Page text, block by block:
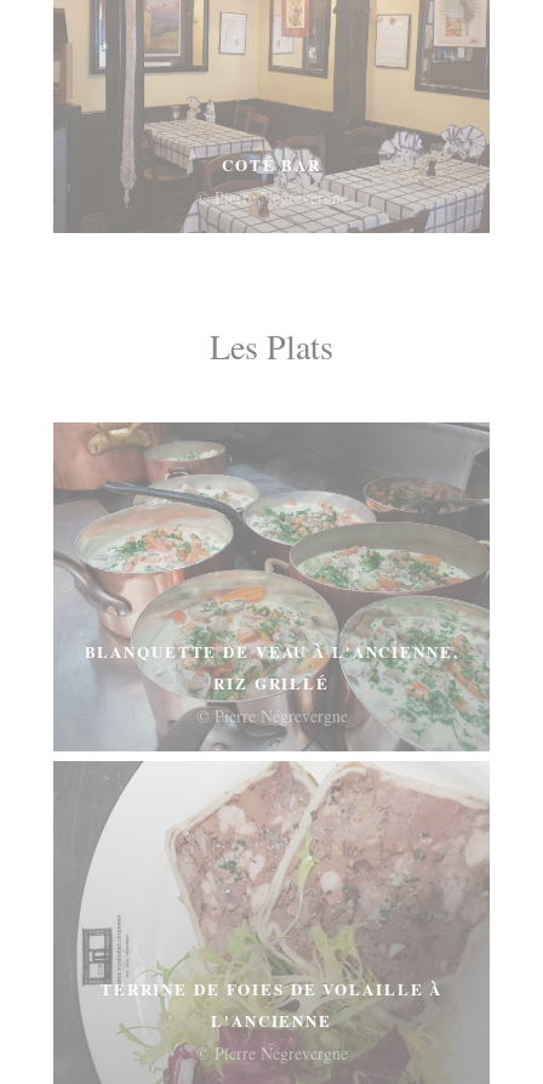
COTÉ BAR
© Pierre Négrevergne
Les Plats
BLANQUETTE DE VEAU À L'ANCIENNE,
RIZ GRILLÉ
© Pierre Négrevergne
TERRINE DE FOIES DE VOLAILLE À
L'ANCIENNE
© Pierre Négrevergne